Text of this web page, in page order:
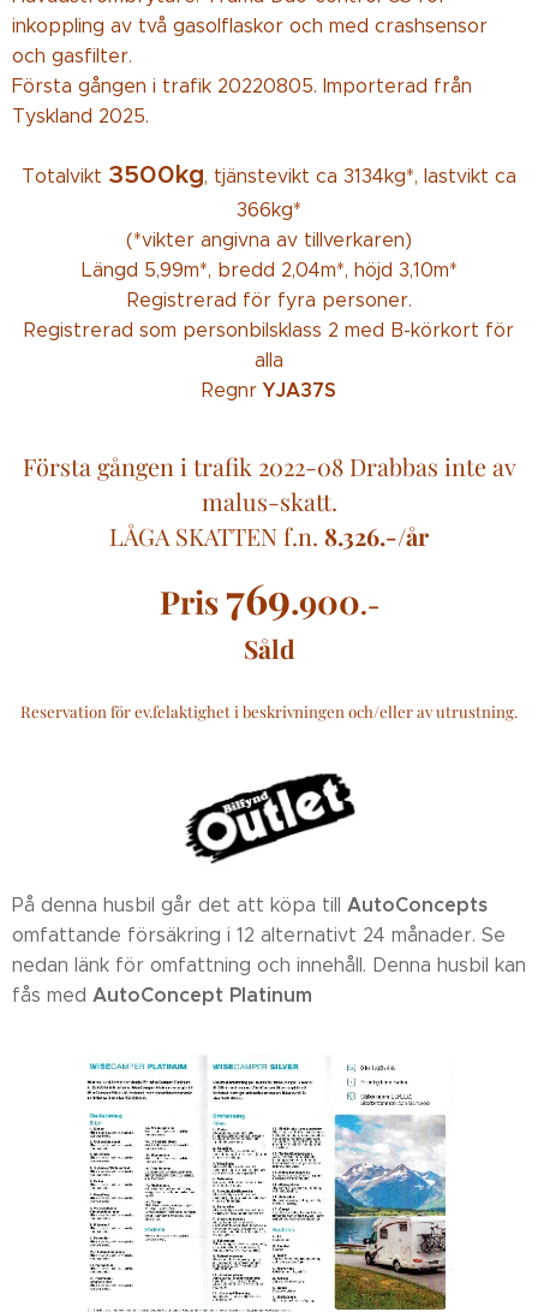
inkoppling av två gasolflaskor och med crashsensor
och gasfilter.
Första gången i trafik 20220805. Importerad från
Tyskland 2025.
Totalvikt 3500kg, tjänstevikt ca 3134kg*, lastvikt ca
366kg*
(*vikter angivna av tillverkaren)
Längd 5,99m*, bredd 2,04m*, höjd 3,10m*
Registrerad för fyra personer.
Registrerad som personbilsklass 2 med B-körkort för
alla
RegnrYJA37S
Första gången i trafik 2022-08 Drabbas inte av
malus-skatt.
LÅGA SKATTEN f.n. 8.326.-/år
Pris769.900.-
Såld
Reservation för ev.felaktighet i beskrivningen och/eller av utrustning.
På denna husbil går det att köpa till AutoConcepts
omfattande försäkring i 12 alternativt 24 månader. Se
nedan länk för omfattning och innehåll. Denna husbil kan
fås med AutoConcept Platinum